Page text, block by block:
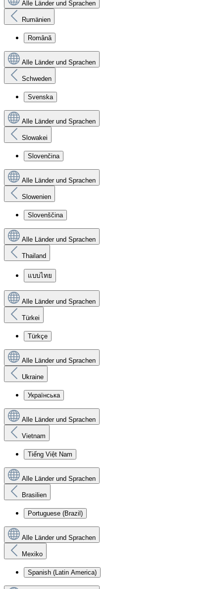
Alle Länder und Sprachen
Rumänien
Română
Alle Länder und Sprachen
Schweden
Svenska
Alle Länder und Sprachen
Slowakei
Slovenčina
Alle Länder und Sprachen
Slowenien
Slovenščina
Alle Länder und Sprachen
Thailand
แบบไทย
Alle Länder und Sprachen
Türkei
Türkçe
Alle Länder und Sprachen
Ukraine
Українська
Alle Länder und Sprachen
Vietnam
Tiếng Việt Nam
Alle Länder und Sprachen
Brasilien
Portuguese (Brazil)
Alle Länder und Sprachen
Mexiko
Spanish (Latin America)